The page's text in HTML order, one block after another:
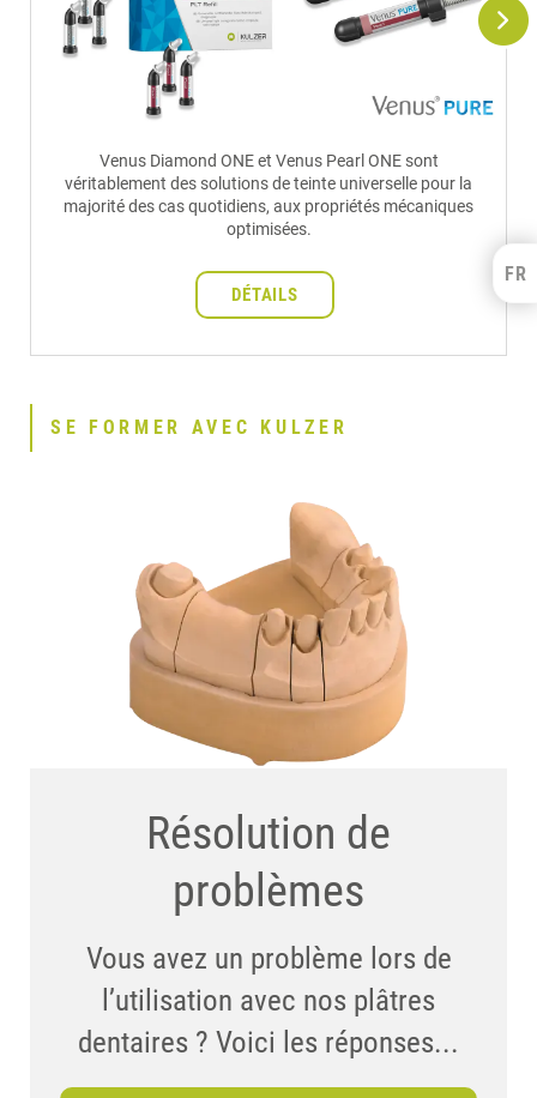
FR
Venus Diamond ONE et Venus Pearl ONE sont
véritablement des solutions de teinte universelle pour la
majorité des cas quotidiens, aux propriétés mécaniques
optimisées.
DÉTAILS
SE FORMER AVEC KULZER
Résolution de
problèmes
Vous avez un problème lors de
l’utilisation avec nos plâtres
dentaires ? Voici les réponses...